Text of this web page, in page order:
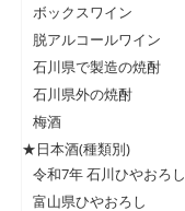
ボックスワイン
脱アルコールワイン
石川県で製造の焼酎
石川県外の焼酎
梅酒
★日本酒(種類別)
令和7年 石川ひやおろし
富山県ひやおろし